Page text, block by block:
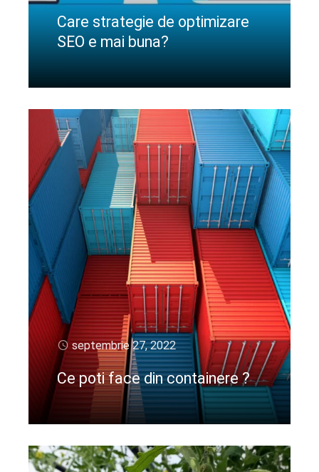
Care strategie de optimizare
SEO e mai buna?
septembrie 27, 2022
Ce poti face din containere ?
CIteste mai departe